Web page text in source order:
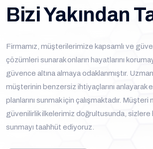
Bizi Yakından
Firmamız, müşterilerimize kapsamlı ve
çözümleri sunarak onların hayatlarını
güvence altına almaya odaklanmıştır.
müşterinin benzersiz ihtiyaçlarını anlayarak
planlarını sunmak için çalışmaktadır.
güvenilirlik ilkelerimiz doğrultusunda, sizlere
sunmayı taahhüt ediyoruz.